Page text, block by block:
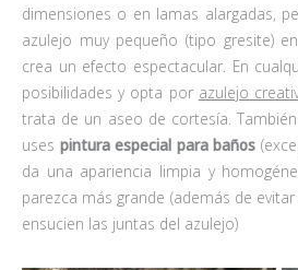
dimensiones o en lamas alargadas,
azulejo muy pequeño (tipo gresite)
crea un efecto espectacular. En
posibilidades y opta por azulejo
trata de un aseo de cortesía.
uses pintura especial para baños
da una apariencia limpia y
parezca más grande (además de
ensucien las juntas del azulejo)